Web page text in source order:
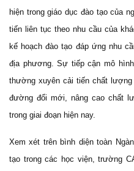
hiện trong giáo dục đào tạo của
tiến liên tục theo nhu cầu của
kế hoạch đào tạo đáp ứng nhu
địa phương. Sự tiếp cận mô
thường xuyên cải tiến chất
đường đổi mới, nâng cao chất
trong giai đoạn hiện nay.
Xem xét trên bình diện toàn
tạo trong các học viện, trường